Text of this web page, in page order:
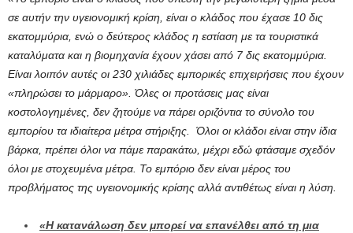
σε αυτήν την υγειονομική κρίση, είναι ο κλάδος που έχασε 10 δις
εκατομμύρια, ενώ ο δεύτερος κλάδος η εστίαση με τα τουριστικά
καταλύματα και η βιομηχανία έχουν χάσει από 7 δις εκατομμύρια.
Είναι λοιπόν αυτές οι 230 χιλιάδες εμπορικές επιχειρήσεις που έχουν
«πληρώσει το μάρμαρο». Όλες οι προτάσεις μας είναι
κοστολογημένες, δεν ζητούμε να πάρει οριζόντια το σύνολο του
εμπορίου τα ιδιαίτερα μέτρα στήριξης. Όλοι οι κλάδοι είναι στην ίδια
βάρκα, πρέπει όλοι να πάμε παρακάτω, μέχρι εδώ φτάσαμε σχεδόν
όλοι με στοχευμένα μέτρα. Το εμπόριο δεν είναι μέρος του
προβλήματος της υγειονομικής κρίσης αλλά αντιθέτως είναι η λύση.
«Η κατανάλωση δεν μπορεί να επανέλθει από τη μια